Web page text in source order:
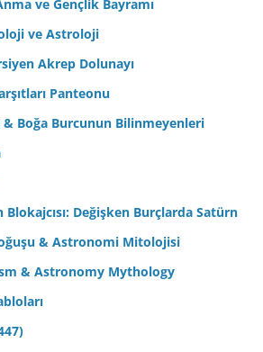
ve Gençlik Bayramı
ve Astroloji
Akrep Dolunayı
Panteonu
& Boğa Burcunun Bilinmeyenleri
Değişken Burçlarda Satürn
& Astronomi Mitolojisi
& Astronomy Mythology